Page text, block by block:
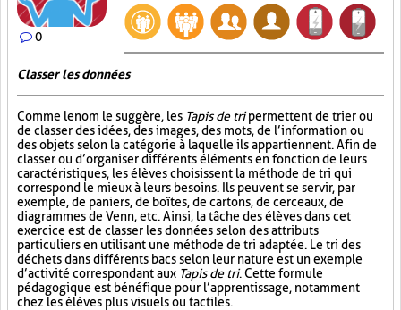
0
Classer les données
Comme le nom le suggère, les Tapis de tripermettent de trier ou
de classer des idées, des images, des mots, de l’information ou
des objets selon la catégorie à laquelle ils appartiennent. Afin de
classer ou d’organiser différents éléments en fonction de leurs
caractéristiques, les élèves choisissent la méthode de tri qui
correspond le mieux à leurs besoins. Ils peuvent se servir, par
exemple, de paniers, de boîtes, de cartons, de cerceaux, de
diagrammes de Venn, etc. Ainsi, la tâche des élèves dans cet
exercice est de classer les données selon des attributs
particuliers en utilisant une méthode de tri adaptée. Le tri des
déchets dans différents bacs selon leur nature est un exemple
d’activité correspondant aux Tapis de tri. Cette formule
pédagogique est bénéfique pour l’apprentissage, notamment
chez les élèves plus visuels ou tactiles.